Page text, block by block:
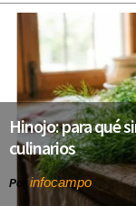
Hinojo: para qué
culinarios
Por infocampo